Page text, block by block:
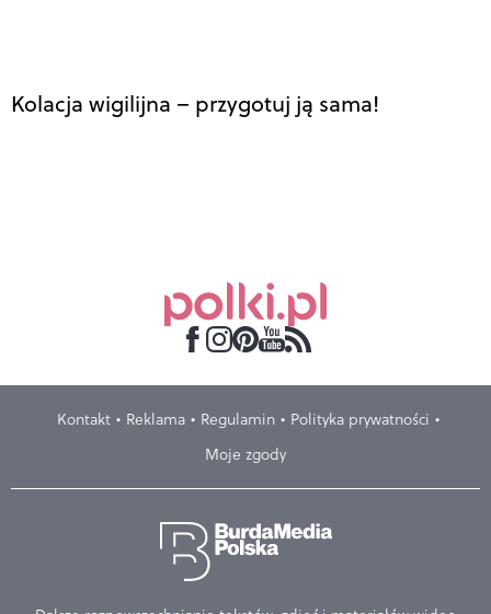
Kolacja wigilijna – przygotuj ją sama!
Kontakt Reklama Regulamin
Polityka prywatności
Moje zgody